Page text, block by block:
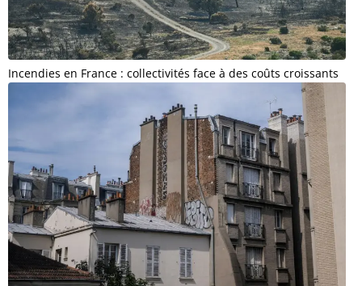
Incendies en France : collectivités face à des coûts croissants